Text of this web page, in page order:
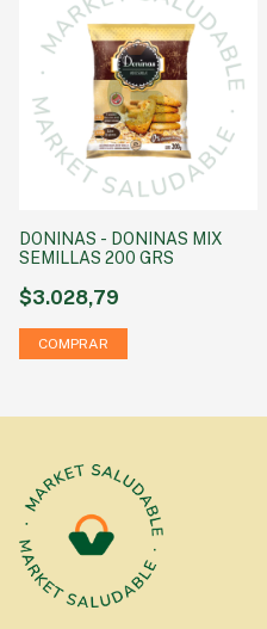
DONINAS - DONINAS MIX
SEMILLAS 200 GRS
$3.028,79